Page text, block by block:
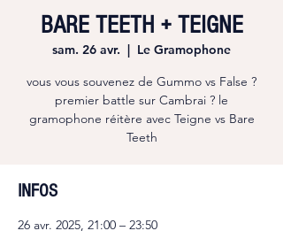
BARE TEETH + TEIGNE
sam. 26 avr.
  |
Le Gramophone
vous vous souvenez de Gummo vs False ?
premier battle sur Cambrai ? le
gramophone réitère avec Teigne vs Bare
Teeth
INFOS
26 avr. 2025, 21:00 – 23:50